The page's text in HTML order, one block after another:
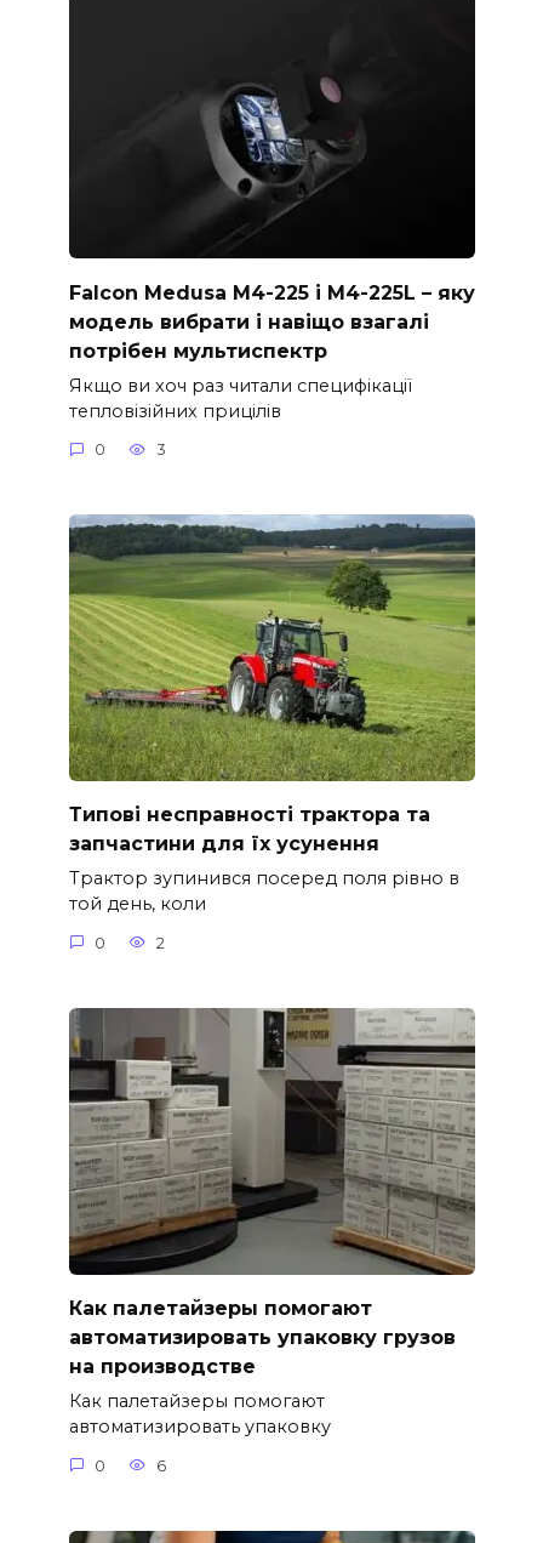
Falcon Medusa M4-225 і M4-225L – яку
модель вибрати і навіщо взагалі
потрібен мультиспектр
Якщо ви хоч раз читали специфікації
тепловізійних прицілів
0 3
Типові несправності трактора та
запчастини для їх усунення
Трактор зупинився посеред поля рівно в
той день, коли
0 2
Как палетайзеры помогают
автоматизировать упаковку грузов
на производстве
Как палетайзеры помогают
автоматизировать упаковку
0 6